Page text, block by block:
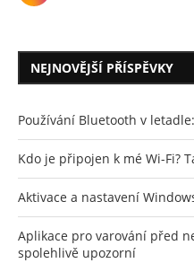
NEJNOVĚJŠÍ PŘÍSPĚVKY
Používání Bluetooth v
Kdo je připojen k mé Wi-Fi?
Aktivace a nastavení
Aplikace pro varování před
spolehlivě upozorní